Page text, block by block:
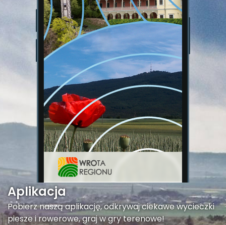
Aplikacja
Pobierz naszą aplikację, odkrywaj ciekawe wycieczki
piesze i rowerowe, graj w gry terenowe!